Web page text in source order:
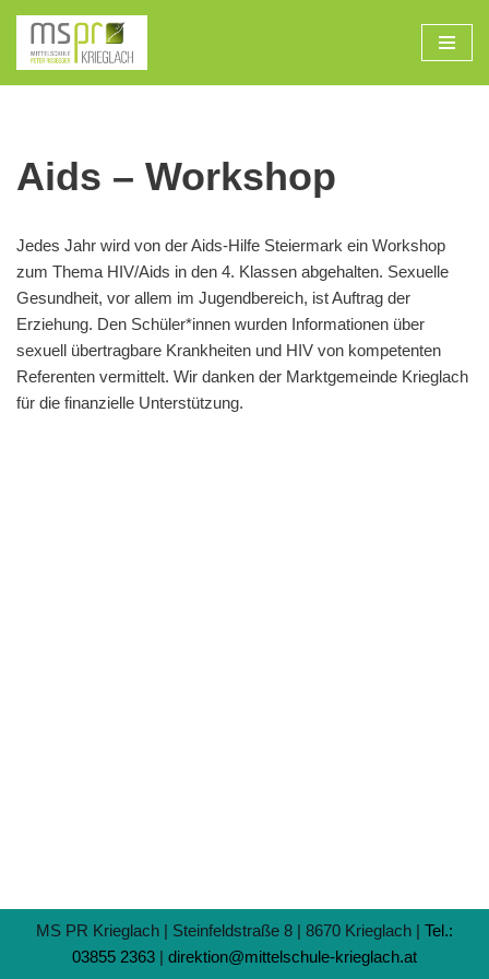
Zum
Inhalt
Aids – Workshop
Jedes Jahr wird von der Aids-Hilfe Steiermark ein Workshop
zum Thema HIV/Aids in den 4. Klassen abgehalten. Sexuelle
Gesundheit, vor allem im Jugendbereich, ist Auftrag der
Erziehung. Den Schüler*innen wurden Informationen über
sexuell übertragbare Krankheiten und HIV von kompetenten
Referenten vermittelt. Wir danken der Marktgemeinde Krieglach
für die finanzielle Unterstützung.
MS PR Krieglach | Steinfeldstraße 8 | 8670 Krieglach | Tel.:
03855 2363 | direktion@mittelschule-krieglach.at